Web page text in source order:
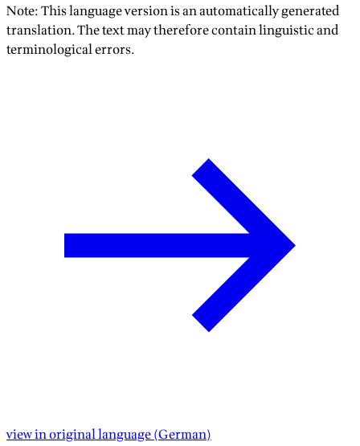
Note: This language version is an automatically generated
translation. The text may therefore contain linguistic and
terminological errors.
view in original language(German)